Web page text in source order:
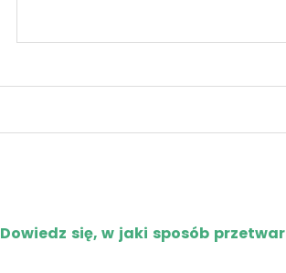
Dowiedz się, w jaki sposób